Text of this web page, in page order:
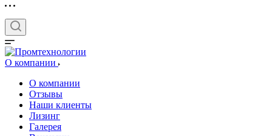
О компании
О компании
Отзывы
Наши клиенты
Лизинг
Галерея